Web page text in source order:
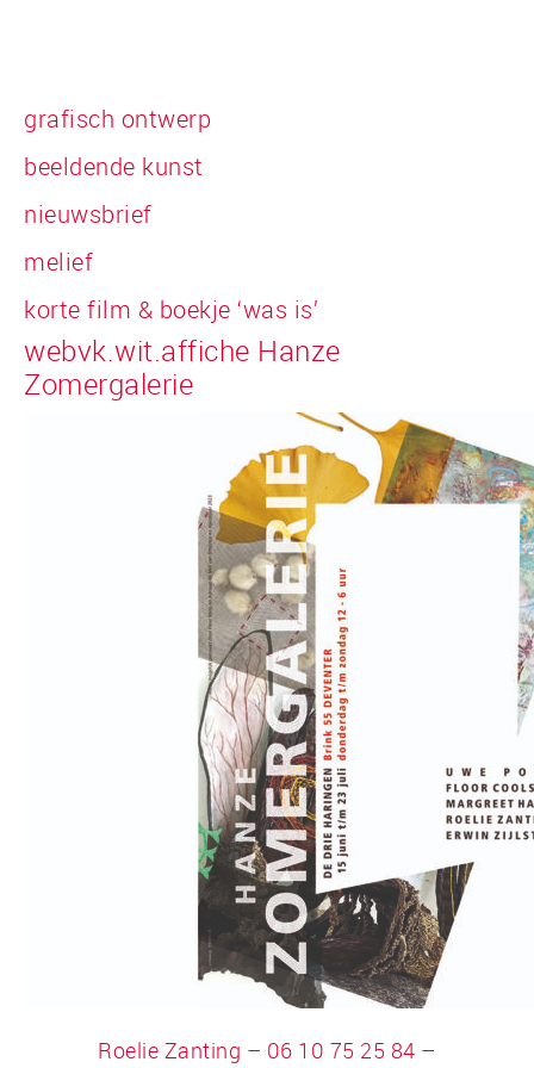
grafisch ontwerp
beeldende kunst
nieuwsbrief
melief
korte film & boekje ‘was is’
webvk.wit.affiche Hanze
Zomergalerie
Roelie Zanting – 06 10 75 25 84 –